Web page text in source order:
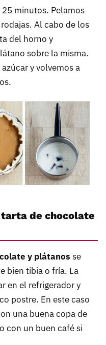
minutos. Pelamos
Al cabo de los
del horno y
sobre la misma.
y volvemos a
de chocolate
y plátanos se
bien tibia o fría. La
en el refrigerador y
postre. En este caso
una buena copa de
con un buen café si